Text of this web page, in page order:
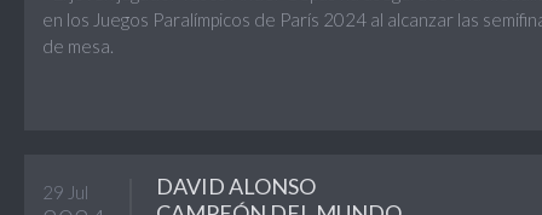
en los Juegos Paralímpicos de París 2024 al alcanzar las
de mesa.
29 Jul
DAVID ALONSO